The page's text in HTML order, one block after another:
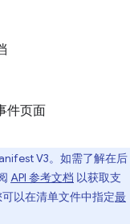
件页面
V3。如需了解在后
API 参考文档 以获取支
以在清单文件中指定最